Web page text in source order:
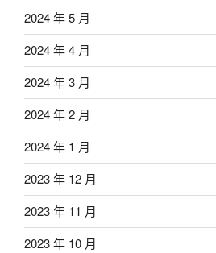
2024 年 5 月
2024 年 4 月
2024 年 3 月
2024 年 2 月
2024 年 1 月
2023 年 12 月
2023 年 11 月
2023 年 10 月